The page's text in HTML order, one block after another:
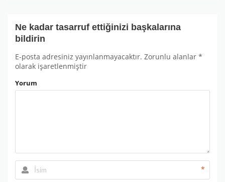
Ne kadar tasarruf ettiğinizi başkalarına
bildirin
E-posta adresiniz yayınlanmayacaktır. Zorunlu alanlar *
olarak işaretlenmiştir
Yorum
*